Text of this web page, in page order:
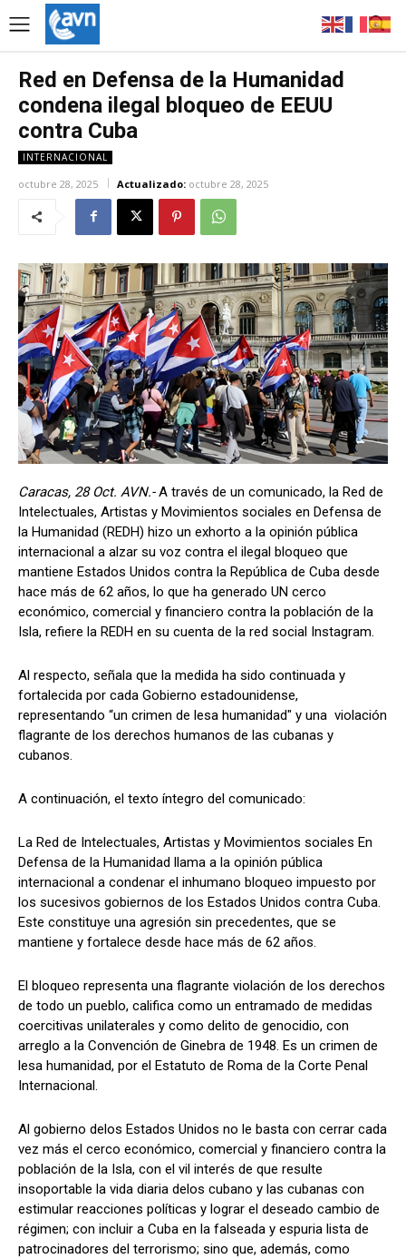
Red en Defensa de la Humanidad
condena ilegal bloqueo de EEUU
contra Cuba
INTERNACIONAL
octubre 28, 2025 Actualizado: octubre 28, 2025
Caracas, 28 Oct. AVN.-A través de un comunicado, la Red de
Intelectuales, Artistas y Movimientos sociales en Defensa de
la Humanidad (REDH) hizo un exhorto a la opinión pública
internacional a alzar su voz contra el ilegal bloqueo que
mantiene Estados Unidos contra la República de Cuba desde
hace más de 62 años, lo que ha generado UN cerco
económico, comercial y financiero contra la población de la
Isla, refiere la REDH en su cuenta de la red social Instagram.
Al respecto, señala que la medida ha sido continuada y
fortalecida por cada Gobierno estadounidense,
representando “un crimen de lesa humanidad" y una violación
flagrante de los derechos humanos de las cubanas y
cubanos.
A continuación, el texto íntegro del comunicado:
La Red de Intelectuales, Artistas y Movimientos sociales En
Defensa de la Humanidad llama a la opinión pública
internacional a condenar el inhumano bloqueo impuesto por
los sucesivos gobiernos de los Estados Unidos contra Cuba.
Este constituye una agresión sin precedentes, que se
mantiene y fortalece desde hace más de 62 años.
El bloqueo representa una flagrante violación de los derechos
de todo un pueblo, califica como un entramado de medidas
coercitivas unilaterales y como delito de genocidio, con
arreglo a la Convención de Ginebra de 1948. Es un crimen de
lesa humanidad, por el Estatuto de Roma de la Corte Penal
Internacional.
Al gobierno delos Estados Unidos no le basta con cerrar cada
vez más el cerco económico, comercial y financiero contra la
población de la Isla, con el vil interés de que resulte
insoportable la vida diaria delos cubano y las cubanas con
estimular reacciones políticas y lograr el deseado cambio de
régimen; con incluir a Cuba en la falseada y espuria lista de
patrocinadores del terrorismo; sino que, además, como